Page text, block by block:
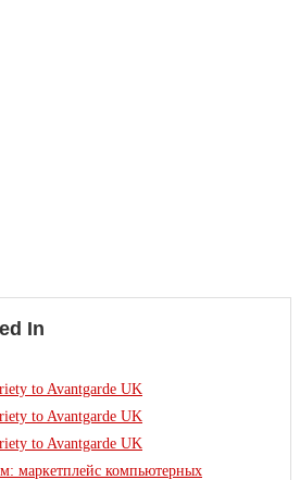
In
to Avantgarde UK
to Avantgarde UK
to Avantgarde UK
маркетплейс компьютерных